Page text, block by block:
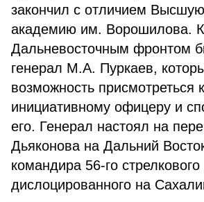
закончил с отличием
академию им. Ворошилова.
Дальневосточным фронтом
генерал М.А. Пуркаев,
возможность присмотреться
инициативному офицеру и
его. Генерал настоял на
Дьяконова на Дальний
командира 56-го стрелкового
дислоцированного на